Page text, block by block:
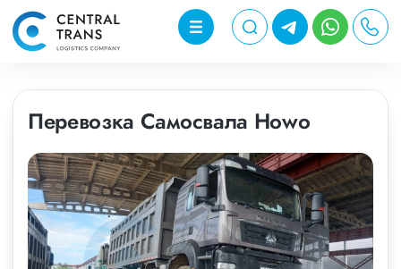
Перевозка Самосвала Howo